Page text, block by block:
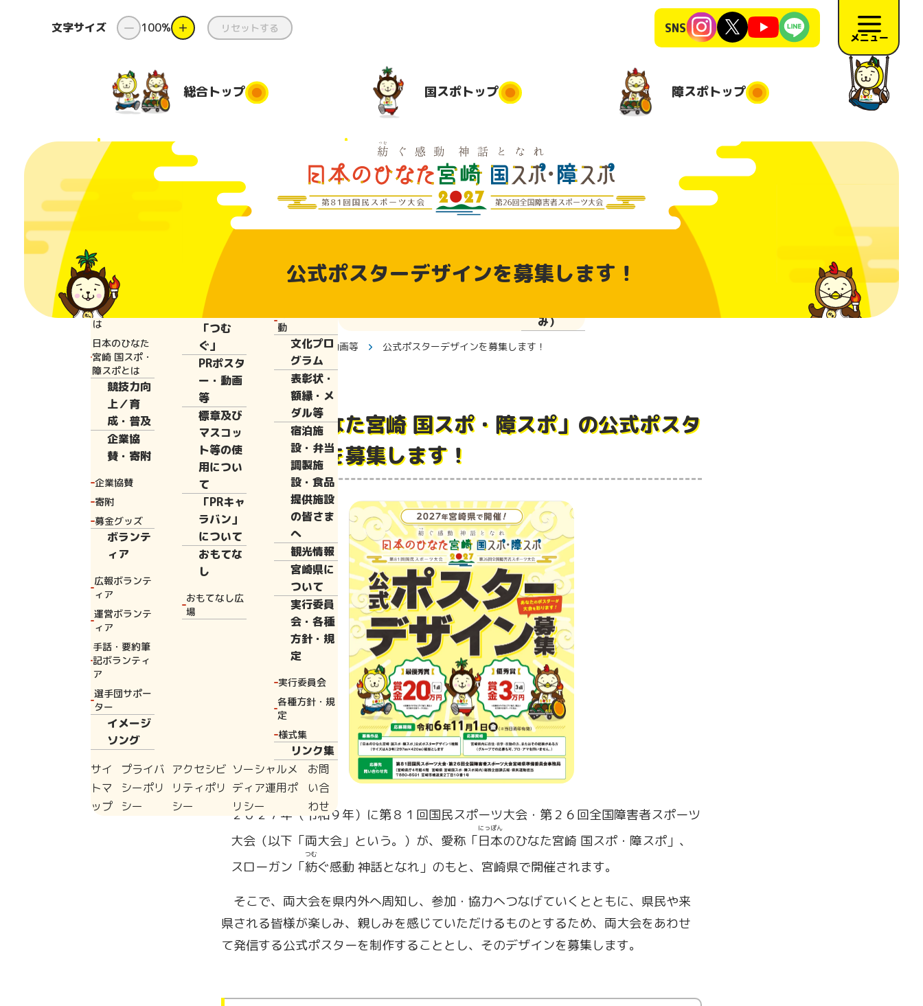
文字サイズ ー 100% ＋ リセットする SNS
メニュー
総合トップ
総合トップ
日本のふるさ
と宮崎国体と
は
日本のひなた
宮崎 国スポ・
障スポとは
競技力向
上／育
成・普及
企業協
賛・寄附
企業協賛
寄附
募金グッズ
ボランテ
ィア
広報ボランテ
ィア
運営ボランテ
ィア
手話・要約筆
記ボランティ
ア
選手団サポー
ター
イメージ
ソング
ダンス
ダンス出前授
コンテスト
番組
広報誌
「つむ
ぐ」
PRポスタ
ー・動画
等
標章及び
マスコッ
ト等の使
用につい
て
「PRキャ
ラバン」
について
おもてな
し
おもてなし広
場
都道府県応援
団
動
文化プロ
グラム
表彰状・
額縁・メ
ダル等
宿泊施
設・弁当
調製施
設・食品
提供施設
の皆さま
へ
観光情報
宮崎県に
ついて
実行委員
会・各種
方針・規
定
実行委員会
各種方針・規
定
様式集
リンク集
サイ
トマ
ップ
プライバ
シーポリ
シー
アクセシビ
リティポリ
シー
ソーシャルメ
ディア運用ポ
リシー
お問
い合
わせ
国スポトップ
国スポトップ
競技会場
ハーサル
大会
ョンスポ
ーツ（参
み）
障スポトップ
障スポトップ
地
リハーサ
ル大会
公式ポスターデザインを募集します！
PRポスター・動画等 公式ポスターデザインを募集します！
「日本のひなた宮崎 国スポ・障スポ」の公式ポスタ
ーデザインを募集します！
２０２７年（令和９年）に第８１回国民スポーツ大会・第２６回全国障害者スポーツ
大会（以下「両大会」という。）が、愛称「日本
にっぽん
のひなた宮崎 国スポ・障スポ」、
スローガン「紡
つむ
ぐ感動 神話となれ」のもと、宮崎県で開催されます。
そこで、両大会を県内外へ周知し、参加・協力へつなげていくとともに、県民や来
県される皆様が楽しみ、親しみを感じていただけるものとするため、両大会をあわせ
て発信する公式ポスターを制作することとし、そのデザインを募集します。